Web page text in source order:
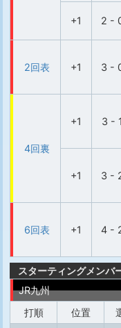
+1 2 -
2回表 +1 3 -
4回裏
+1 3 - 1
+1 3 -
6回表 +1 4 -
スターティングメンバ
JR九州
打順
位置